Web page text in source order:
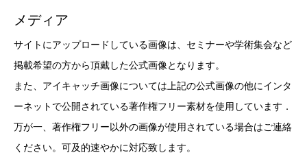
メディア
サイトにアップロードしている画像は、セミナーや学術集会など
掲載希望の方から頂戴した公式画像となります。
また、アイキャッチ画像については上記の公式画像の他にインタ
ーネットで公開されている著作権フリー素材を使用しています．
万が一、著作権フリー以外の画像が使用されている場合はご連絡
ください。可及的速やかに対応致します。